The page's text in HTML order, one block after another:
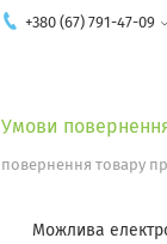
+380 (67) 791-47-09
повернення товару